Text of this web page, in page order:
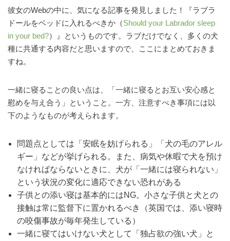
彼女のWebの中に、気になる記事を発見しました！『ラブラ
ドールをベッドに入れるべきか（Should your Labrador sleep
in your bed?）』というものです。ラブだけでなく、多くの犬
種に共通する内容だと思いますので、ここにまとめておきま
すね。
一緒に寝ることの良い点は、「一緒に寝るとお互い安心感と
慰めを与え合う」ということ。一方、注意すべき事項には以
下のようなものが考えられます。
問題点としては「安眠を妨げられる」「犬の毛のアレル
ギー」などが挙げられる。また、病気や休暇で犬を預け
なければならないときに、犬が「一緒には寝られない」
という状況の変化に適応できない恐れがある
子供との添い寝は基本的にはNG。小さな子供と犬との
接触は常に監督下に置かれるべき（英国では、添い寝時
の咬傷事故が毎年発生している）
一緒に寝てはいけない犬として「独占欲の強い犬」と